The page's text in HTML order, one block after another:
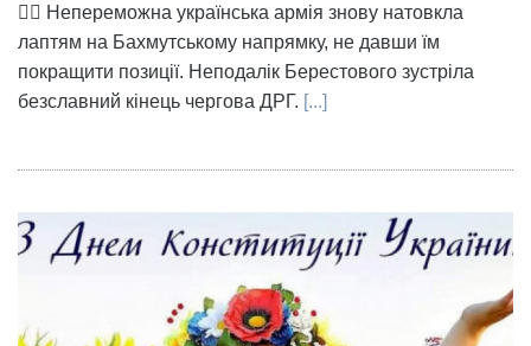
👉🏻 Непереможна українська армія знову натовкла
лаптям на Бахмутському напрямку, не давши їм
покращити позиції. Неподалік Берестового зустріла
безславний кінець чергова ДРГ. [...]